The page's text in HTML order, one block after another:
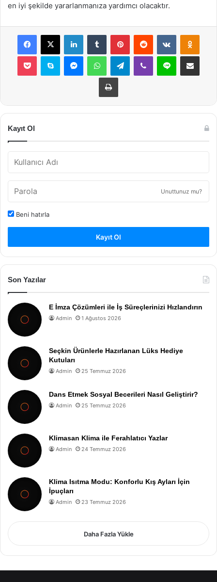
en iyi şekilde yararlanmanıza yardımcı olacaktır.
Facebook
X LinkedInTumblr PinterestReddit VKontakte
Pocket Skype MessengerWhatsAppTelegramViber Line E-Posta ile
Yazdır
Kayıt Ol
Unuttunuz mu?
Beni hatırla
Kayıt Ol
Son Yazılar
E İmza Çözümleri ile İş Süreçlerinizi Hızlandırın
Admin 1 Ağustos 2026
Seçkin Ürünlerle Hazırlanan Lüks Hediye
Kutuları
Admin 25 Temmuz 2026
Dans Etmek Sosyal Becerileri Nasıl Geliştirir?
Admin 25 Temmuz 2026
Klimasan Klima ile Ferahlatıcı Yazlar
Admin 24 Temmuz 2026
Klima Isıtma Modu: Konforlu Kış Ayları İçin
İpuçları
Admin 23 Temmuz 2026
Daha Fazla Yükle